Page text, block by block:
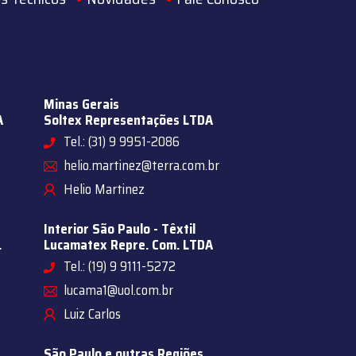
Minas Gerais
Soltex Representações LTDA
Tel.: (31) 9 9951-2086
helio.martinez@terra.com.br
Helio Martinez
Interior São Paulo - Têxtil
Lucamatex Repre. Com. LTDA
Tel.: (19) 9 9111-5272
lucama1@uol.com.br
Luiz Carlos